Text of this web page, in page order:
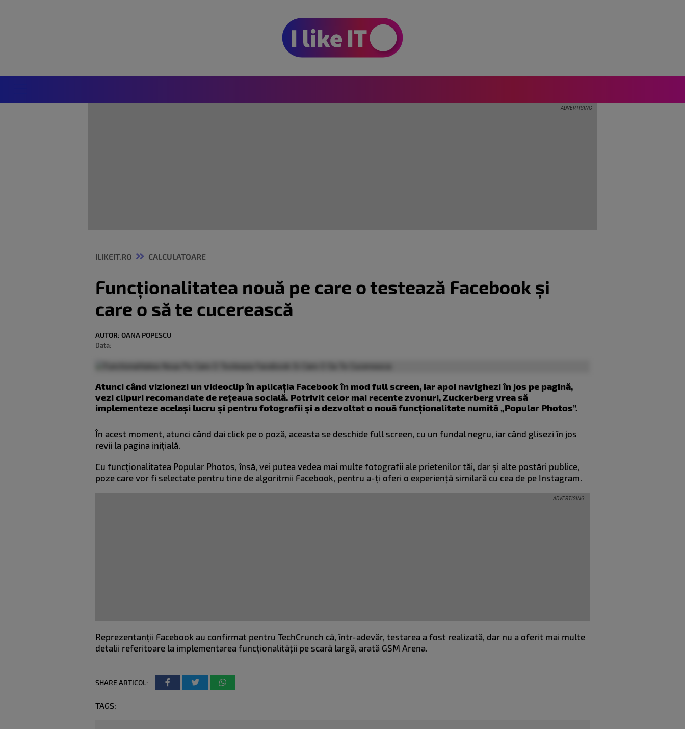
ILIKEIT.RO CALCULATOARE
Funcționalitatea nouă pe care o testează Facebook și
care o să te cucerească
AUTOR: OANA POPESCU
Data:
Atunci când vizionezi un videoclip în aplicația Facebook în mod full screen, iar apoi navighezi în jos pe pagină,
vezi clipuri recomandate de rețeaua socială. Potrivit celor mai recente zvonuri, Zuckerberg vrea să
implementeze același lucru și pentru fotografii și a dezvoltat o nouă funcționalitate numită „Popular Photos”.
În acest moment, atunci când dai click pe o poză, aceasta se deschide full screen, cu un fundal negru, iar când glisezi în jos
revii la pagina inițială.
Cu funcționalitatea Popular Photos, însă, vei putea vedea mai multe fotografii ale prietenilor tăi, dar și alte postări publice,
poze care vor fi selectate pentru tine de algoritmii Facebook, pentru a-ți oferi o experiență similară cu cea de pe Instagram.
Reprezentanții Facebook au confirmat pentru TechCrunch că, într-adevăr, testarea a fost realizată, dar nu a oferit mai multe
detalii referitoare la implementarea funcționalității pe scară largă, arată GSM Arena.
SHARE ARTICOL:
TAGS: